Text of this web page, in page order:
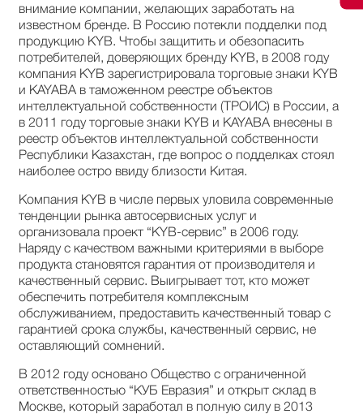
внимание компании, желающих заработать на
известном бренде. В Россию потекли подделки под
продукцию KYB. Чтобы защитить и обезопасить
потребителей, доверяющих бренду KYB, в 2008 году
компания KYB зарегистрировала торговые знаки KYB
и KAYABA в таможенном реестре объектов
интеллектуальной собственности (ТРОИС) в России, а
в 2011 году торговые знаки KYB и KAYABA внесены в
реестр объектов интеллектуальной собственности
Республики Казахстан, где вопрос о подделках стоял
наиболее остро ввиду близости Китая.
Компания KYB в числе первых уловила современные
тенденции рынка автосервисных услуг и
организовала проект “KYB-сервис” в 2006 году.
Наряду с качеством важными критериями в выборе
продукта становятся гарантия от производителя и
качественный сервис. Выигрывает тот, кто может
обеспечить потребителя комплексным
обслуживанием, предоставить качественный товар с
гарантией срока службы, качественный сервис, не
оставляющий сомнений.
В 2012 году основано Общество с ограниченной
ответственностью “КУБ Евразия” и открыт склад в
Москве, который заработал в полную силу в 2013